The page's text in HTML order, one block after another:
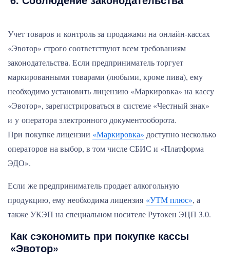
Учет товаров и контроль за продажами на онлайн-кассах
«Эвотор» строго соответствуют всем требованиям
законодательства. Если предприниматель торгует
маркированными товарами (любыми, кроме пива), ему
необходимо установить лицензию «Маркировка» на кассу
«Эвотор», зарегистрироваться в системе «Честный знак»
и у оператора электронного документооборота.
При покупке лицензии «Маркировка» доступно несколько
операторов на выбор, в том числе СБИС и «Платформа
ЭДО».
Если же предприниматель продает алкогольную
продукцию, ему необходима лицензия «УТМ плюс», а
также УКЭП на специальном носителе Рутокен ЭЦП 3.0.
Как сэкономить при покупке кассы
«Эвотор»